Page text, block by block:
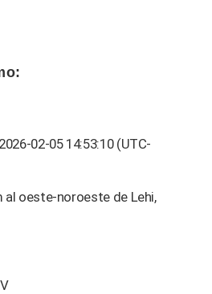
02-05 14:53:10 (UTC-
al oeste-noroeste de Lehi,